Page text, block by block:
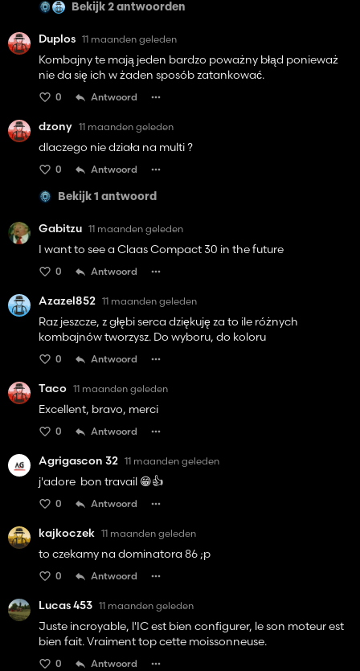
Bekijk 2 antwoorden
Duplos 11 maanden geleden
Kombajny te mają jeden bardzo poważny błąd ponieważ
nie da się ich w żaden sposób zatankować.
0 Antwoord
dzony 11 maanden geleden
dlaczego nie działa na multi ?
0 Antwoord
Bekijk 1 antwoord
Gabitzu 11 maanden geleden
I want to see a Claas Compact 30 in the future
0 Antwoord
Azazel852 11 maanden geleden
Raz jeszcze, z głębi serca dziękuję za to ile różnych
kombajnów tworzysz. Do wyboru, do koloru
0 Antwoord
Taco 11 maanden geleden
Excellent, bravo, merci
0 Antwoord
Agrigascon 32 11 maanden geleden
j'adore bon travail 😁👍️
0 Antwoord
kajkoczek 11 maanden geleden
to czekamy na dominatora 86 ;p
0 Antwoord
Lucas 453 11 maanden geleden
Juste incroyable, l'IC est bien configurer, le son moteur est
bien fait. Vraiment top cette moissonneuse.
0 Antwoord